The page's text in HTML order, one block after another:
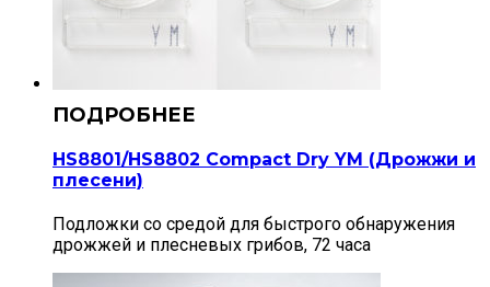
HS8801/HS8802 Compact Dry YM (Дрожжи и
плесени)
Подложки со средой для быстрого обнаружения
дрожжей и плесневых грибов, 72 часа